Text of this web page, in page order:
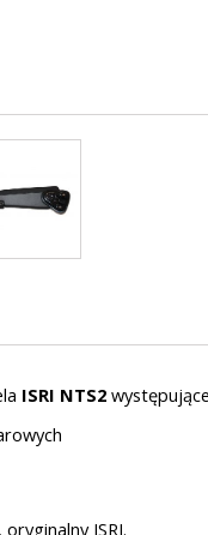
ISRI NTS2
ISRI.